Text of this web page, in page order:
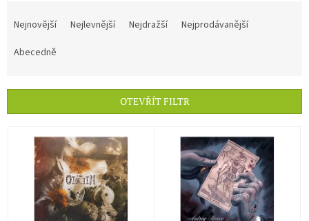
r
Nejnovější Nejlevnější Nejdražší
Nejprodávanější
Abecedně
OTEVŘÍT FILTR